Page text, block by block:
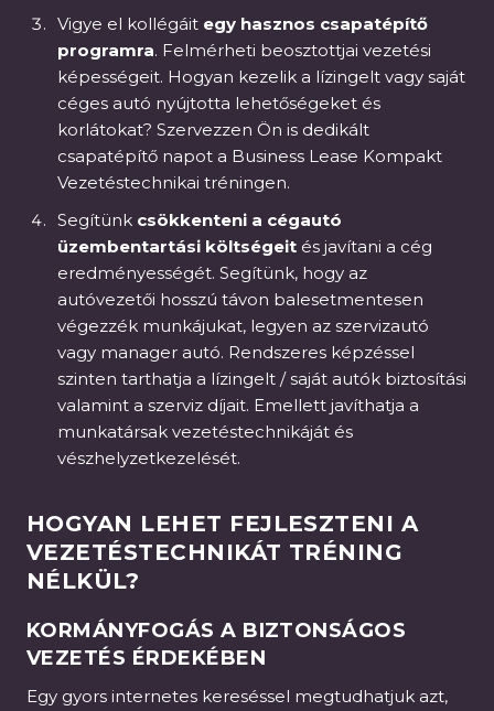
Vigye el kollégáit egy hasznos csapatépítő
programra. Felmérheti beosztottjai vezetési
képességeit. Hogyan kezelik a lízingelt vagy saját
céges autó nyújtotta lehetőségeket és
korlátokat? Szervezzen Ön is dedikált
csapatépítő napot a Business Lease Kompakt
Vezetéstechnikai tréningen.
Segítünk csökkenteni a cégautó
üzembentartási költségeit és javítani a cég
eredményességét. Segítünk, hogy az
autóvezetői hosszú távon balesetmentesen
végezzék munkájukat, legyen az szervizautó
vagy manager autó. Rendszeres képzéssel
szinten tarthatja a lízingelt / saját autók biztosítási
valamint a szerviz díjait. Emellett javíthatja a
munkatársak vezetéstechnikáját és
vészhelyzetkezelését.
HOGYAN LEHET FEJLESZTENI A
VEZETÉSTECHNIKÁT TRÉNING
NÉLKÜL?
KORMÁNYFOGÁS A BIZTONSÁGOS
VEZETÉS ÉRDEKÉBEN
Egy gyors internetes kereséssel megtudhatjuk azt,